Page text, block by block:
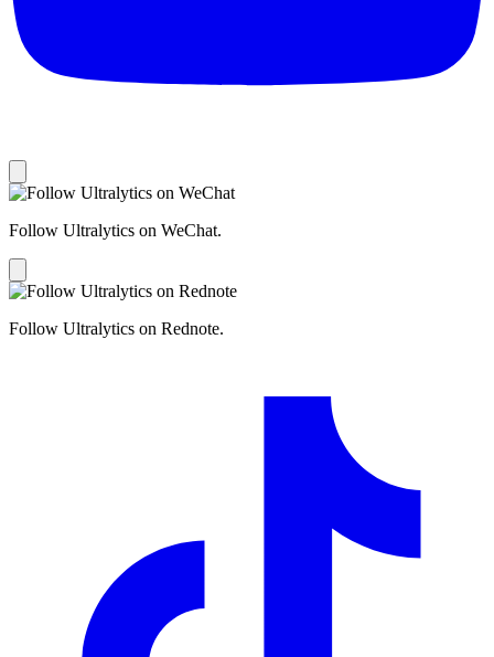
Follow Ultralytics on WeChat.
Follow Ultralytics on Rednote.